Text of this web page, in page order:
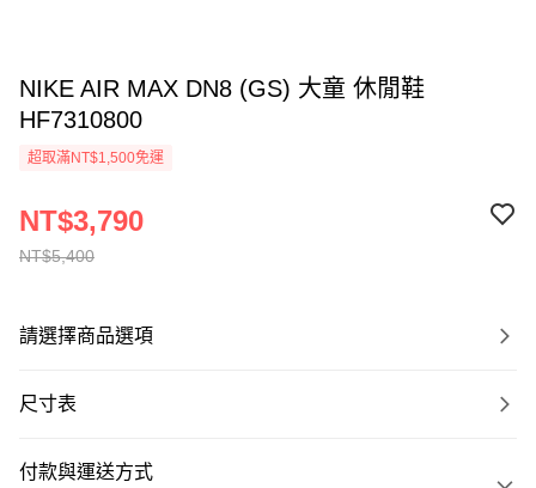
NIKE AIR MAX DN8 (GS) 大童 休閒鞋
HF7310800
超取滿NT$1,500免運
NT$5,400
NT$3,790
請選擇商品選項
尺寸表
付款與運送方式